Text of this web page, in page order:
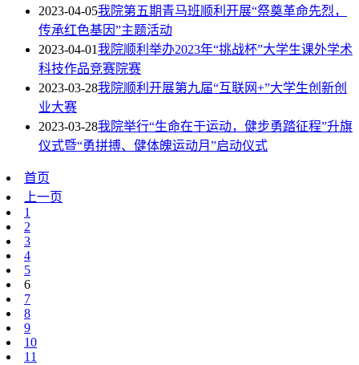
2023-04-05我院第五期青马班顺利开展“祭奠革命先烈，
传承红色基因”主题活动
2023-04-01我院顺利举办2023年“挑战杯”大学生课外学术
科技作品竞赛院赛
2023-03-28我院顺利开展第九届“互联网+”大学生创新创
业大赛
2023-03-28我院举行“生命在于运动，健步勇踏征程”升旗
仪式暨“勇拼搏、健体魄运动月”启动仪式
首页
上一页
1
2
3
4
5
6
7
8
9
10
11